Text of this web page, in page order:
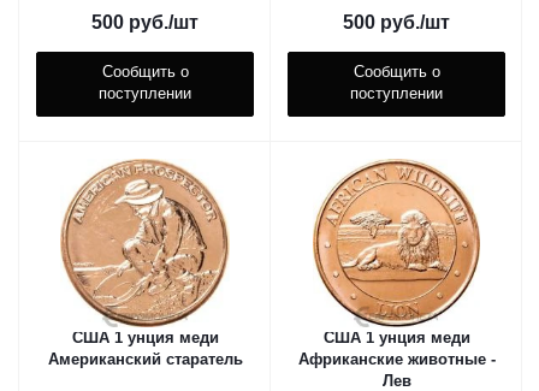
500 руб./шт
Сообщить о
поступлении
500 руб./шт
Сообщить о
поступлении
США 1 унция меди
Американский старатель
США 1 унция меди
Африканские животные -
Лев